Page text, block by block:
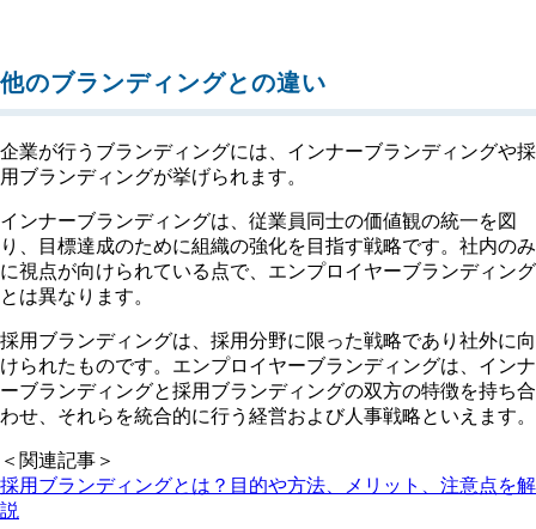
他のブランディングとの違い
企業が行うブランディングには、インナーブランディングや採
用ブランディングが挙げられます。
インナーブランディングは、従業員同士の価値観の統一を図
り、目標達成のために組織の強化を目指す戦略です。社内のみ
に視点が向けられている点で、エンプロイヤーブランディング
とは異なります。
採用ブランディングは、採用分野に限った戦略であり社外に向
けられたものです。エンプロイヤーブランディングは、インナ
ーブランディングと採用ブランディングの双方の特徴を持ち合
わせ、それらを統合的に行う経営および人事戦略といえます。
＜関連記事＞
採用ブランディングとは？目的や方法、メリット、注意点を解
説